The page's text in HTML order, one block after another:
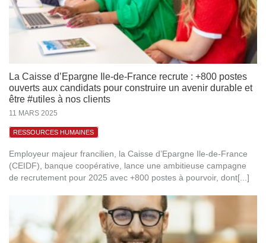
La Caisse d’Epargne Ile-de-France recrute : +800 postes
ouverts aux candidats pour construire un avenir durable et
être #utiles à nos clients
11 MARS 2025
RESSOURCES HUMAINES
Employeur majeur francilien, la Caisse d’Epargne Ile-de-France
(CEIDF), banque coopérative, lance une ambitieuse campagne
de recrutement pour 2025 avec +800 postes à pourvoir, dont[...]